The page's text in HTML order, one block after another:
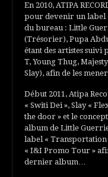
En 2010, ATIPA
pour devenir un label
du bureau : Little
(Trésorier), Pupa
étant des artistes suivi
T, Young Thug,
Slay), afin de les
Début 2011, Atipa
« Switi Dei », Slay «
the door » et le
album de Little
label « Transportation
« I&I Promo Tour »
dernier album…